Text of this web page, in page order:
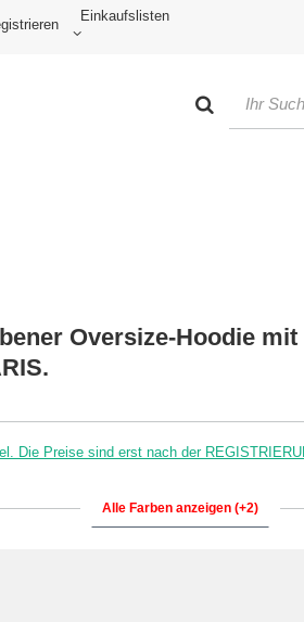
Einkaufslisten
Oversize-Hoodie mit
Die Preise sind erst nach der
Alle Farben anzeigen (+2)